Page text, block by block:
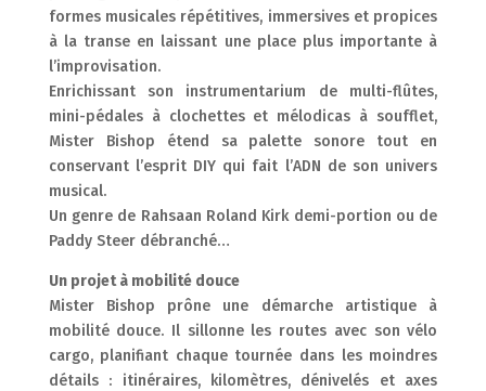
formes musicales répétitives, immersives et propices
à la transe en laissant une place plus importante à
l’improvisation.
Enrichissant son instrumentarium de multi-flûtes,
mini-pédales à clochettes et mélodicas à soufflet,
Mister Bishop étend sa palette sonore tout en
conservant l’esprit DIY qui fait l’ADN de son univers
musical.
Un genre de Rahsaan Roland Kirk demi-portion ou de
Paddy Steer débranché…
Un projet à mobilité douce
Mister Bishop prône une démarche artistique à
mobilité douce. Il sillonne les routes avec son vélo
cargo, planifiant chaque tournée dans les moindres
détails : itinéraires, kilomètres, dénivelés et axes